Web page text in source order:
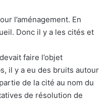
l’aménagement. En
Donc il y a les cités et
faire l’objet
il y a eu des bruits autour
de la cité au nom du
de résolution de